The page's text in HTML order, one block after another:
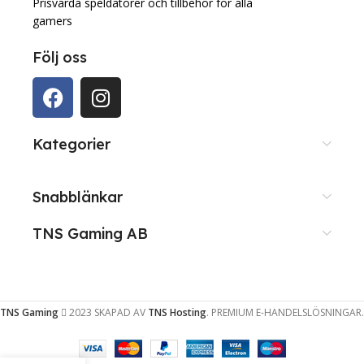
gamers
Följ oss
Kategorier
Snabblänkar
TNS Gaming AB
TNS Gaming 2023 SKAPAD AV TNS Hosting. PREMIUM E-HANDELSLÖSNINGAR.